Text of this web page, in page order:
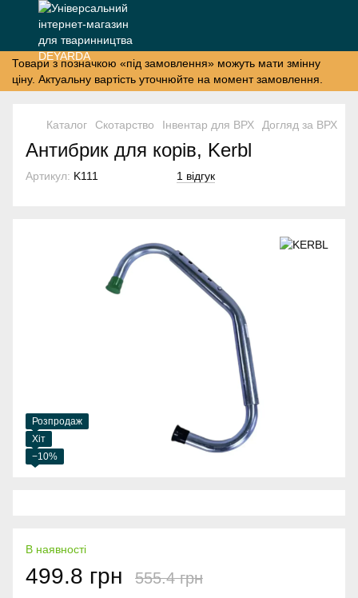
Товари з позначкою «під замовлення» можуть мати змінну
ціну. Актуальну вартість уточнюйте на момент замовлення.
Каталог Скотарство Інвентар для ВРХ Догляд за ВРХ
Антибрик для корів, Kerbl
Артикул: K111 1 відгук
Розпродаж
Хіт
−10%
В наявності
499.8 грн 555.4 грн